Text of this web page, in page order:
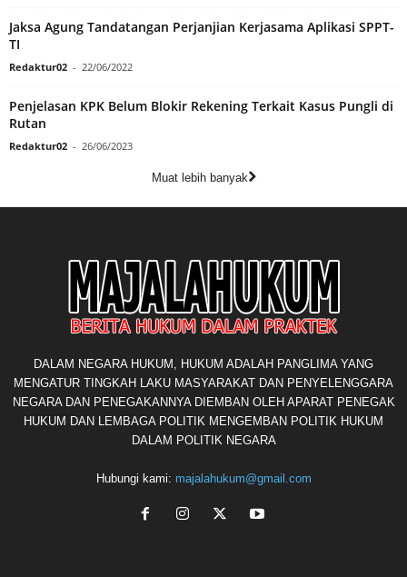
Jaksa Agung Tandatangan Perjanjian Kerjasama Aplikasi SPPT-
TI
Redaktur02 - 22/06/2022
Penjelasan KPK Belum Blokir Rekening Terkait Kasus Pungli di
Rutan
Redaktur02 - 26/06/2023
Muat lebih banyak
DALAM NEGARA HUKUM, HUKUM ADALAH PANGLIMA YANG
MENGATUR TINGKAH LAKU MASYARAKAT DAN PENYELENGGARA
NEGARA DAN PENEGAKANNYA DIEMBAN OLEH APARAT PENEGAK
HUKUM DAN LEMBAGA POLITIK MENGEMBAN POLITIK HUKUM
DALAM POLITIK NEGARA
Hubungi kami: majalahukum@gmail.com